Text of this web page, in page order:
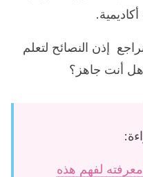
إذن النصائح لتعلم
هل أنت جاهز؟
لفهم هذه